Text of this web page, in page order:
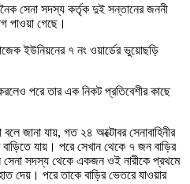
সেনা সদস্য কর্তৃক দুই সন্তানের জননী
পাওয়া গেছে।
ইউনিয়নের ৭ নং ওয়ার্ডের ভুয়োছড়ি
পরে তার এক নিকট প্রতিবেশীর কাছে
জানা যায়, গত ২৪ অক্টোবর সেনাবাহিনীর
যায়। পরে সেখান থেকে ৭ জন বাড়ির
সেনা সদস্য থেকে একজন ওই নারীকে প্রথমে
দেয়। পরে তাকে বাড়ির ভেতরে যাওয়ার